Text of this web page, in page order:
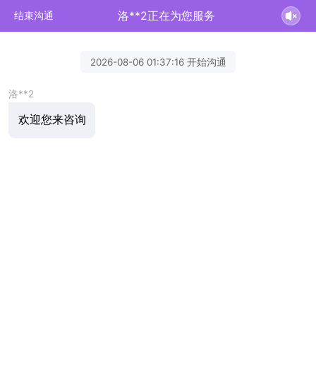
结束沟通 洛**2正在为您服务
2026-08-06 01:37:16 开始沟通
洛**2
欢迎您来咨询